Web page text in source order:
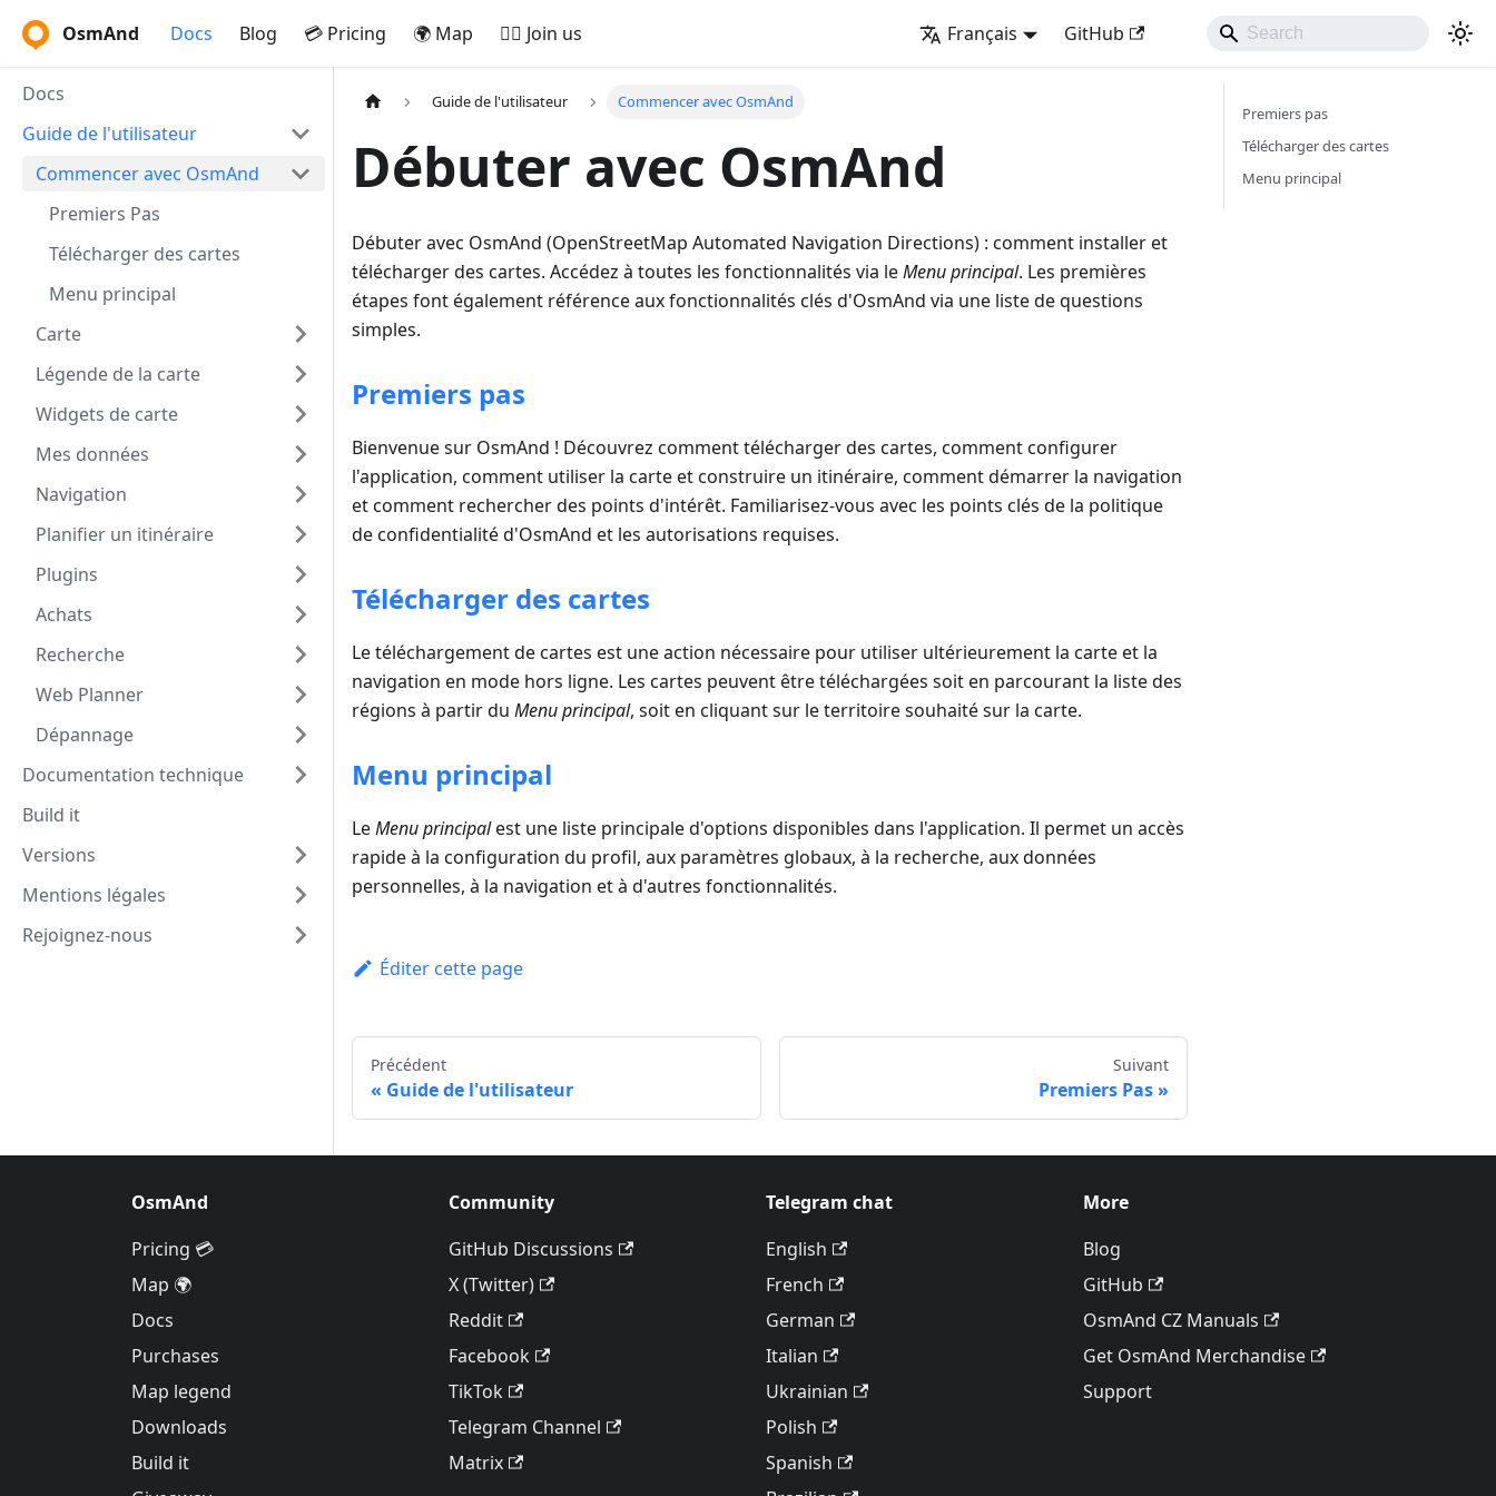
OsmAnd Docs Blog 💳 Pricing 🌍 Map 🚵‍♂️ Join us Français GitHub
Docs
Guide de l'utilisateur
Commencer avec OsmAnd
Premiers Pas
Télécharger des cartes
Menu principal
Carte
Légende de la carte
Widgets de carte
Mes données
Navigation
Planifier un itinéraire
Plugins
Achats
Recherche
Web Planner
Dépannage
Documentation technique
Build it
Versions
Mentions légales
Rejoignez-nous
Guide de l'utilisateur Commencer avec OsmAnd
Débuter avec OsmAnd
Débuter avec OsmAnd (OpenStreetMap Automated Navigation Directions) : comment installer et
télécharger des cartes. Accédez à toutes les fonctionnalités via leMenu principal. Les premières
étapes font également référence aux fonctionnalités clés d'OsmAnd via une liste de questions
simples.
Premiers pas
Bienvenue sur OsmAnd ! Découvrez comment télécharger des cartes, comment configurer
l'application, comment utiliser la carte et construire un itinéraire, comment démarrer la navigation
et comment rechercher des points d'intérêt. Familiarisez-vous avec les points clés de la politique
de confidentialité d'OsmAnd et les autorisations requises.
Télécharger des cartes
Le téléchargement de cartes est une action nécessaire pour utiliser ultérieurement la carte et la
navigation en mode hors ligne. Les cartes peuvent être téléchargées soit en parcourant la liste des
régions à partir du Menu principal, soit en cliquant sur le territoire souhaité sur la carte.
Menu principal
LeMenu principalest une liste principale d'options disponibles dans l'application. Il permet un accès
rapide à la configuration du profil, aux paramètres globaux, à la recherche, aux données
personnelles, à la navigation et à d'autres fonctionnalités.
Éditer cette page
Précédent
Guide de l'utilisateur
Suivant
Premiers Pas
Premiers pas
Télécharger des cartes
Menu principal
OsmAnd
Pricing 💳
Map 🌍
Docs
Purchases
Map legend
Downloads
Build it
Community
GitHub Discussions
X (Twitter)
Reddit
Facebook
TikTok
Telegram Channel
Matrix
Telegram chat
English
French
German
Italian
Ukrainian
Polish
Spanish
More
Blog
GitHub
OsmAnd CZ Manuals
Get OsmAnd Merchandise
Support